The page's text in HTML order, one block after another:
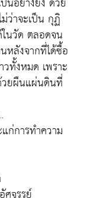
ว่าจะเป็น กุฏิ
นวัด ตลอดจน
หลังจากที่ได้ซื้อ
ทั้งหมด เพราะ
วยผืนแผ่นดินที่
ก่การทำความ